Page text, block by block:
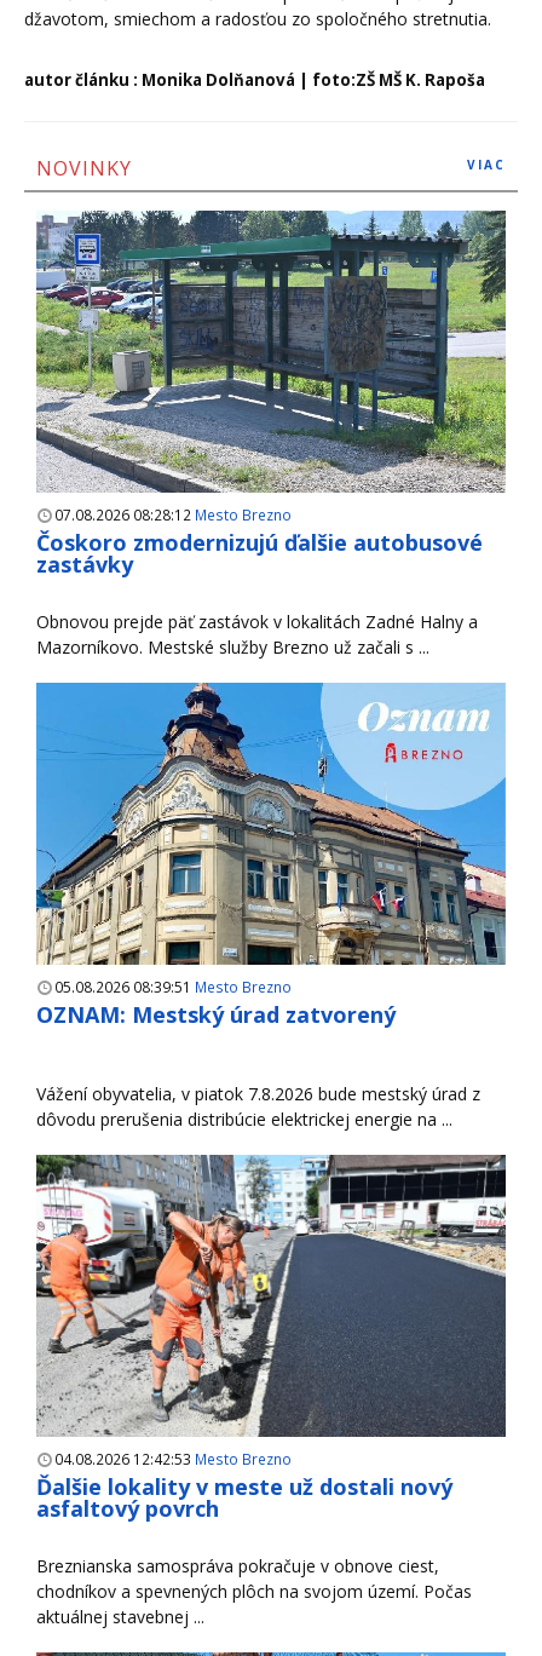
džavotom, smiechom a radosťou zo spoločného stretnutia.
autor článku : Monika Dolňanová | foto:ZŠ MŠ K. Rapoša
NOVINKY VIAC
07.08.2026 08:28:12 Mesto Brezno
Čoskoro zmodernizujú ďalšie autobusové
zastávky
Obnovou prejde päť zastávok v lokalitách Zadné Halny a
Mazorníkovo. Mestské služby Brezno už začali s ...
05.08.2026 08:39:51 Mesto Brezno
OZNAM: Mestský úrad zatvorený
Vážení obyvatelia, v piatok 7.8.2026 bude mestský úrad z
dôvodu prerušenia distribúcie elektrickej energie na ...
04.08.2026 12:42:53 Mesto Brezno
Ďalšie lokality v meste už dostali nový
asfaltový povrch
Breznianska samospráva pokračuje v obnove ciest,
chodníkov a spevnených plôch na svojom území. Počas
aktuálnej stavebnej ...